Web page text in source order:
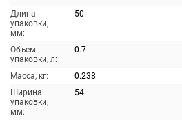
Длина
упаковки,
мм:
50
Объем
упаковки, л:
0.7
Масса, кг:
0.238
Ширина
упаковки,
мм:
54